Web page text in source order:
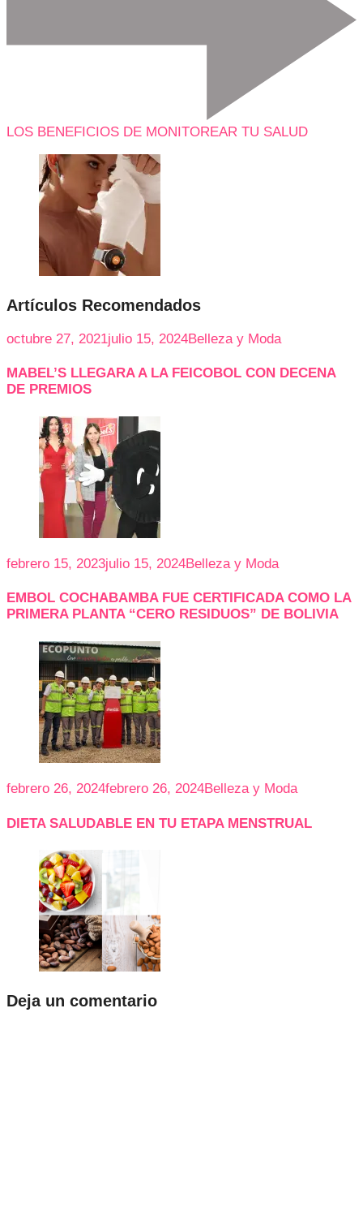
LOS BENEFICIOS DE MONITOREAR TU SALUD
Artículos Recomendados
octubre 27, 2021julio 15, 2024Belleza y Moda
MABEL’S LLEGARA A LA FEICOBOL CON DECENA
DE PREMIOS
febrero 15, 2023julio 15, 2024Belleza y Moda
EMBOL COCHABAMBA FUE CERTIFICADA COMO LA
PRIMERA PLANTA “CERO RESIDUOS” DE BOLIVIA
febrero 26, 2024febrero 26, 2024Belleza y Moda
DIETA SALUDABLE EN TU ETAPA MENSTRUAL
Deja un comentario